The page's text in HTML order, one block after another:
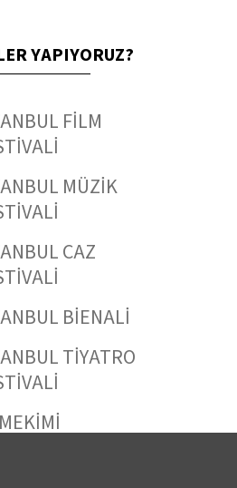
YAPIYORUZ?
FİLM
MÜZİK
CAZ
BİENALİ
TİYATRO